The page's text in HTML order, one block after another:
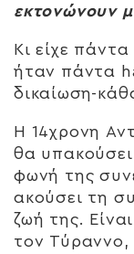
εκτονώνουν
Κι είχε πάντα
ήταν πάντα
δικαίωση-
Η 14χρονη
θα
φωνή της
ακούσει τη
ζωή της.
τον Τύραννο,